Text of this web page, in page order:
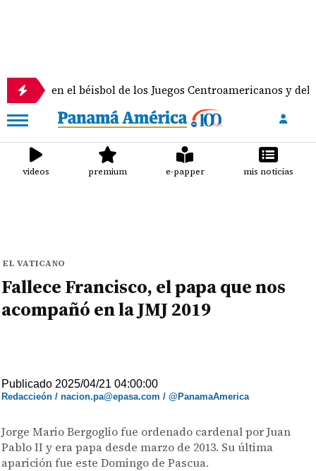
el béisbol de los Juegos Centroamericanos y del Caribe
videos premium e-papper mis noticias
EL VATICANO
Fallece Francisco, el papa que nos
acompañó en la JMJ 2019
Publicado 2025/04/21 04:00:00
Redaccieón / nacion.pa@epasa.com / @PanamaAmerica
Jorge Mario Bergoglio fue ordenado cardenal por Juan
Pablo II y era papa desde marzo de 2013. Su última
aparición fue este Domingo de Pascua.